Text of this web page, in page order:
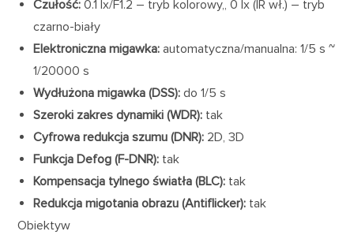
Czułość: 0.1 lx/F1.2 – tryb kolorowy,, 0 lx (IR wł.) – tryb
czarno-biały
Elektroniczna migawka: automatyczna/manualna: 1/5 s ~
1/20000 s
Wydłużona migawka (DSS): do 1/5 s
Szeroki zakres dynamiki (WDR): tak
Cyfrowa redukcja szumu (DNR): 2D, 3D
Funkcja Defog (F-DNR): tak
Kompensacja tylnego światła (BLC): tak
Redukcja migotania obrazu (Antiflicker): tak
Obiektyw